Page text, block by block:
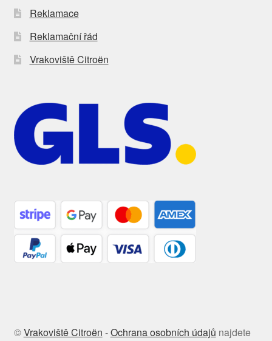
Reklamace
Reklamační řád
Vrakoviště Citroën
©Vrakoviště Citroën -Ochrana osobních údajů najdete